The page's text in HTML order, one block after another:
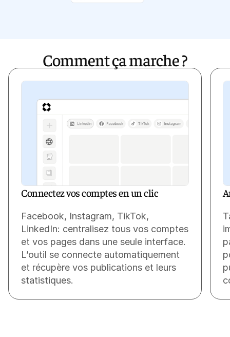
NOUS CONTACTER
ESPACE CLIENT
Le coach intelligent Eden
Découvrir Eden
Comment ça marche ?
Connectez vos comptes en un clic
Facebook, Instagram, TikTok,
LinkedIn: centralisez tous vos comptes
et vos pages dans une seule interface.
L’outil se connecte automatiquement
et récupère vos publications et leurs
statistiques.